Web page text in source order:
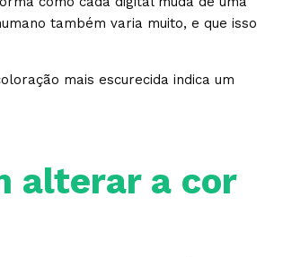
também varia muito, e que isso
mais escurecida indica um
alterar a cor